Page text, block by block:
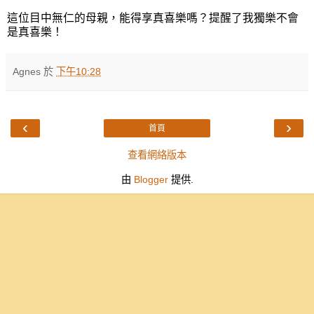
這位目中無仁的母親，能得享真喜樂嗎？提醒了我獨樂不會
是真喜樂！
Agnes 於 下午10:28
‹ ›
首頁
查看網絡版本
由 Blogger提供.